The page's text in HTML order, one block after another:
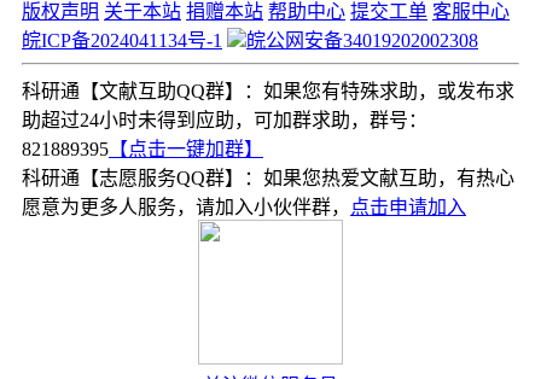
版权声明 关于本站 捐赠本站 帮助中心 提交工单 客服中心
皖ICP备2024041134号-1
皖公网安备34019202002308
科研通【文献互助QQ群】：如果您有特殊求助，或发布求
助超过24小时未得到应助，可加群求助，群号：
821889395 【点击一键加群】
科研通【志愿服务QQ群】：如果您热爱文献互助，有热心
愿意为更多人服务，请加入小伙伴群，
点击申请加入